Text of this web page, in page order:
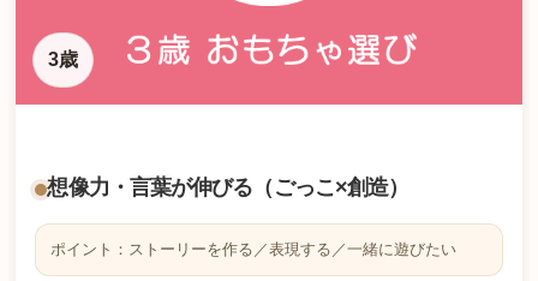
3歳
想像力・言葉が伸びる（ごっこ×創造）
ポイント：ストーリーを作る／表現する／一緒に遊びたい